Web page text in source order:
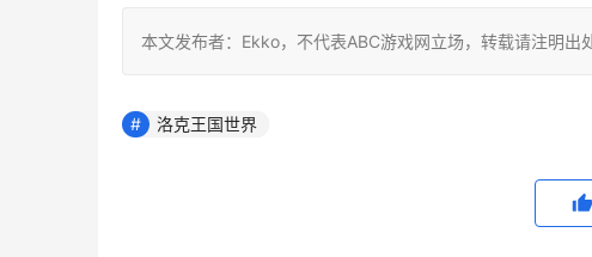
本文发布者：Ekko，不代表ABC游戏网立场，转载请注明出处
洛克王国世界